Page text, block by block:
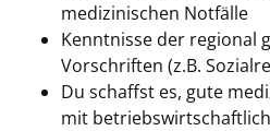
medizinischen Notfälle
Kenntnisse der regional
Vorschriften (z.B.
Du schaffst es, gute
mit